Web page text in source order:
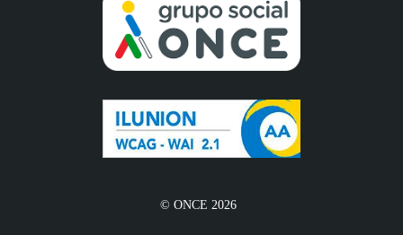
© ONCE 2026